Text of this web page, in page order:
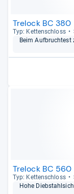
Trelock BC 380
Typ: Ket­ten­schloss
Beim Auf­bruch­test
Trelock BC 560
Typ: Ket­ten­schloss
Hohe